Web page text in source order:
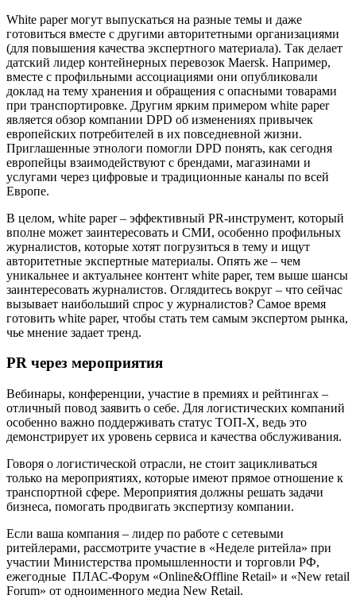
White paper могут выпускаться на разные темы и даже
готовиться вместе с другими авторитетными организациями
(для повышения качества экспертного материала). Так делает
датский лидер контейнерных перевозок Maersk. Например,
вместе с профильными ассоциациями они опубликовали
доклад на тему хранения и обращения с опасными товарами
при транспортировке. Другим ярким примером white paper
является обзор компании DPD об изменениях привычек
европейских потребителей в их повседневной жизни.
Приглашенные этнологи помогли DPD понять, как сегодня
европейцы взаимодействуют с брендами, магазинами и
услугами через цифровые и традиционные каналы по всей
Европе.
В целом, white paper – эффективный PR-инструмент, который
вполне может заинтересовать и СМИ, особенно профильных
журналистов, которые хотят погрузиться в тему и ищут
авторитетные экспертные материалы. Опять же – чем
уникальнее и актуальнее контент white paper, тем выше шансы
заинтересовать журналистов. Оглядитесь вокруг – что сейчас
вызывает наибольший спрос у журналистов? Самое время
готовить white paper, чтобы стать тем самым экспертом рынка,
чье мнение задает тренд.
PR через мероприятия
Вебинары, конференции, участие в премиях и рейтингах –
отличный повод заявить о себе. Для логистических компаний
особенно важно поддерживать статус ТОП-Х, ведь это
демонстрирует их уровень сервиса и качества обслуживания.
Говоря о логистической отрасли, не стоит зацикливаться
только на мероприятиях, которые имеют прямое отношение к
транспортной сфере. Мероприятия должны решать задачи
бизнеса, помогать продвигать экспертизу компании.
Если ваша компания – лидер по работе с сетевыми
ритейлерами, рассмотрите участие в «Неделе ритейла» при
участии Министерства промышленности и торговли РФ,
ежегодные ПЛАС-Форум «Online&Offline Retail» и «New retail
Forum» от одноименного медиа New Retail.